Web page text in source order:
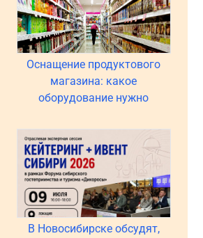
Оснащение продуктового
магазина: какое
оборудование нужно
В Новосибирске обсудят,